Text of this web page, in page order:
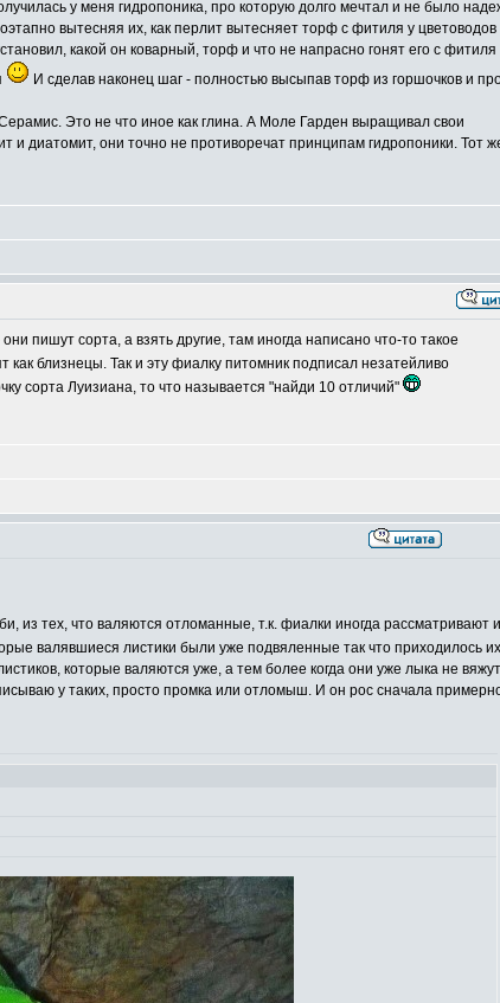
у меня гидропоника, про которую долго мечтал и не было
вытесняя их, как перлит вытесняет торф с фитиля у цветоводов
какой он коварный, торф и что не напрасно гонят его с фитиля
И сделав наконец шаг - полностью высыпав торф из горшочков и
Это не что иное как глина. А Моле Гарден выращивал свои
и диатомит, они точно не противоречат принципам гидропоники. Тот
пишут сорта, а взять другие, там иногда написано что-то такое
как близнецы. Так и эту фиалку питомник подписал незатейливо
сорта Луизиана, то что называется "найди 10 отличий"
из тех, что валяются отломанные, т.к. фиалки иногда рассматривают
валявшиеся листики были уже подвяленные так что приходилось их
которые валяются уже, а тем более когда они уже лыка не
у таких, просто промка или отломыш. И он рос сначала